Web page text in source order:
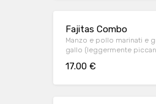
Fajitas Combo
Manzo e pollo marinati e
gallo (leggermente
17.00 €